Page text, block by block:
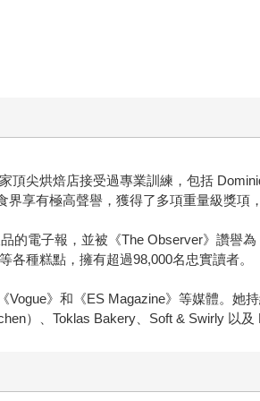
尖烘焙店接受過專業訓練，包括
享有極高聲譽，獲得了多項重量級獎項
的電子報，並被《The Observer》讚譽
種糕點，擁有超過98,000名忠實讀者。
》和《ES Magazine》等媒體。她
）、Toklas Bakery、Soft & Swirly 以及